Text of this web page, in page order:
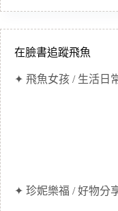
在臉書追蹤飛魚
✦ 飛魚女孩 / 生活日
✦ 珍妮樂福 / 好物分